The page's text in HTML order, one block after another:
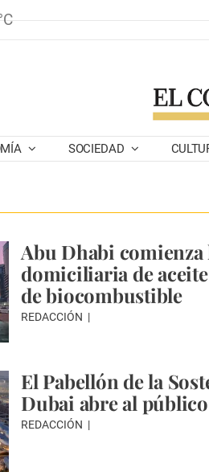
SOCIEDAD
Abu Dhabi
domiciliaria de
de biocombustible
REDACCIÓN
El Pabellón de la
Dubai abre al
REDACCIÓN